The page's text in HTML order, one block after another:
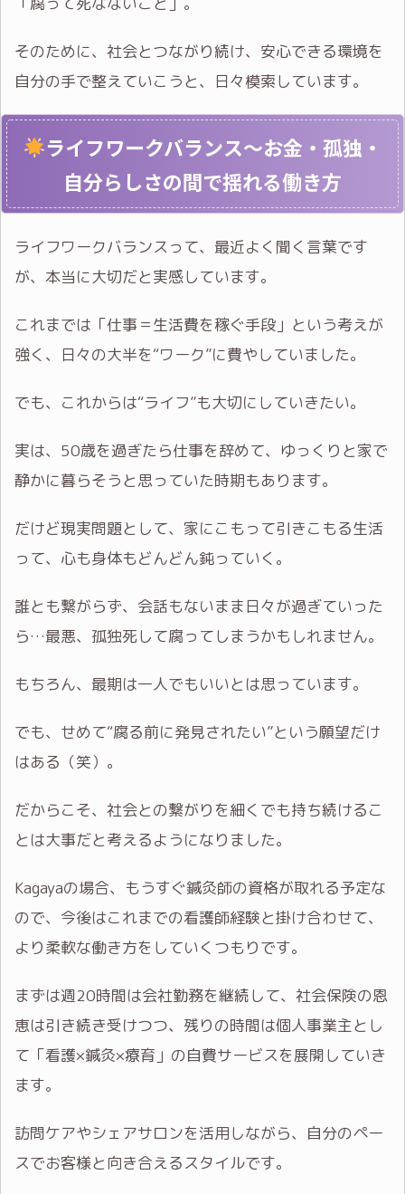
そのために、社会とつながり続け、安心できる環境を
自分の手で整えていこうと、日々模索しています。
ライフワークバランス〜お金・孤独・
自分らしさの間で揺れる働き方
ライフワークバランスって、最近よく聞く言葉です
が、本当に大切だと実感しています。
これまでは「仕事＝生活費を稼ぐ手段」という考えが
強く、日々の大半を“ワーク”に費やしていました。
でも、これからは“ライフ”も大切にしていきたい。
実は、50歳を過ぎたら仕事を辞めて、ゆっくりと家で
静かに暮らそうと思っていた時期もあります。
だけど現実問題として、家にこもって引きこもる生活
って、心も身体もどんどん鈍っていく。
誰とも繋がらず、会話もないまま日々が過ぎていった
ら…最悪、孤独死して腐ってしまうかもしれません。
もちろん、最期は一人でもいいとは思っています。
でも、せめて“腐る前に発見されたい”という願望だけ
はある（笑）。
だからこそ、社会との繋がりを細くでも持ち続けるこ
とは大事だと考えるようになりました。
Kagayaの場合、もうすぐ鍼灸師の資格が取れる予定な
ので、今後はこれまでの看護師経験と掛け合わせて、
より柔軟な働き方をしていくつもりです。
まずは週20時間は会社勤務を継続して、社会保険の恩
恵は引き続き受けつつ、残りの時間は個人事業主とし
て「看護×鍼灸×療育」の自費サービスを展開していき
ます。
訪問ケアやシェアサロンを活用しながら、自分のペー
スでお客様と向き合えるスタイルです。